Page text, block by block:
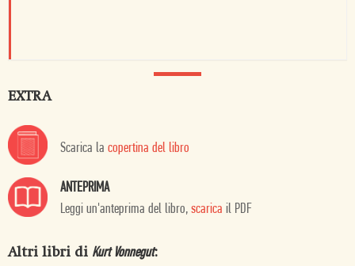
EXTRA
Scarica la copertina del libro
ANTEPRIMA
Leggi un'anteprima del libro, scarica il PDF
Altri libri di Kurt Vonnegut: